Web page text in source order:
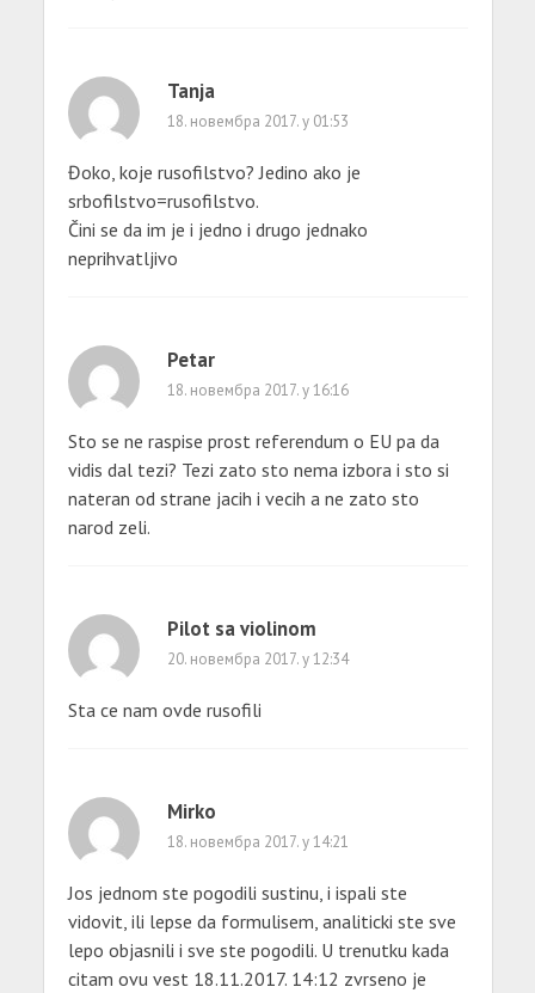
Tanja
18. новембра 2017. у 01:53
Đoko, koje rusofilstvo? Jedino ako je
srbofilstvo=rusofilstvo.
Čini se da im je i jedno i drugo jednako
neprihvatljivo
Petar
18. новембра 2017. у 16:16
Sto se ne raspise prost referendum o EU pa da
vidis dal tezi? Tezi zato sto nema izbora i sto si
nateran od strane jacih i vecih a ne zato sto
narod zeli.
Pilot sa violinom
20. новембра 2017. у 12:34
Sta ce nam ovde rusofili
Mirko
18. новембра 2017. у 14:21
Jos jednom ste pogodili sustinu, i ispali ste
vidovit, ili lepse da formulisem, analiticki ste sve
lepo objasnili i sve ste pogodili. U trenutku kada
citam ovu vest 18.11.2017. 14:12 zvrseno je